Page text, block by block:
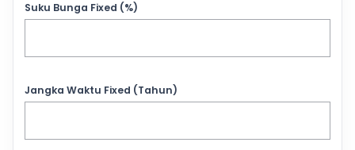
Suku Bunga Fixed (%)
Jangka Waktu Fixed (Tahun)